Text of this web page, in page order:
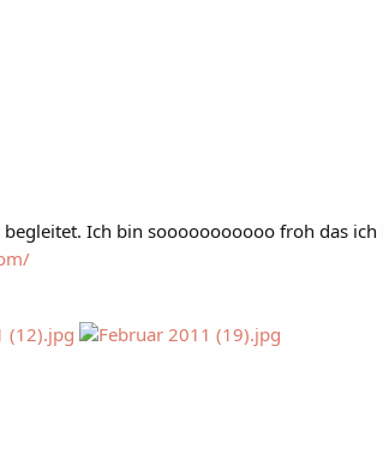
Ich bin sooooooooooo froh das ich